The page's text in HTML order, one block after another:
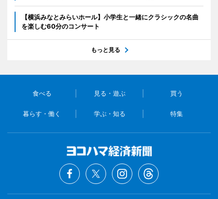
【横浜みなとみらいホール】小学生と一緒にクラシックの名曲
を楽しむ60分のコンサート
もっと見る
食べる 見る・遊ぶ 買う
暮らす・働く 学ぶ・知る 特集